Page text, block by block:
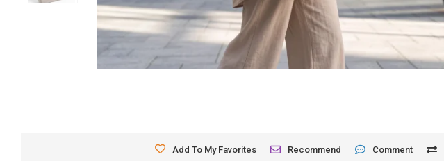
Add To My Favorites Recommend Comment